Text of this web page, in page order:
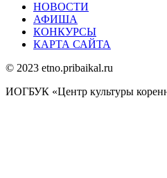
НОВОСТИ
АФИША
КОНКУРСЫ
КАРТА САЙТА
© 2023 etno.pribaikal.ru
ИОГБУК «Центр культуры